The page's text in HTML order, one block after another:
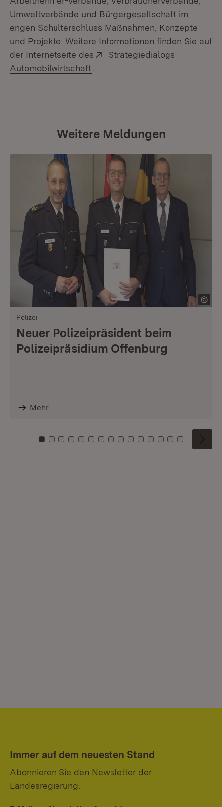
Umweltverbände und Bürgergesellschaft im
engen Schulterschluss Maßnahmen, Konzepte
und Projekte. Weitere Informationen finden Sie auf
der Internetseite des
Extern:
Strategiedialogs
Automobilwirtschaft
Weitere Meldungen
Polizei
Neuer Polizeipräsident beim
Polizeipräsidium Offenburg
Mehr
Zu Kachel: 0
Zu Kachel: 1
Zu Kachel: 2
Zu Kachel: 3
Zu Kachel: 4
Zu Kachel: 5
Zu Kachel: 6
Zu Kachel: 7
Zu Kachel: 8
Zu Kachel: 9
Zu Kachel: 10
Zu Kachel: 11
Zu Kachel: 12
Zu Kachel:
Zu
Immer auf dem neuesten Stand
Abonnieren Sie den Newsletter der
Landesregierung.